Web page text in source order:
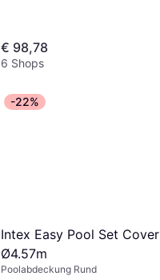
€ 98,78
6 Shops
-22%
Intex Easy Pool Set Cover
Ø4.57m
Poolabdeckung Rund